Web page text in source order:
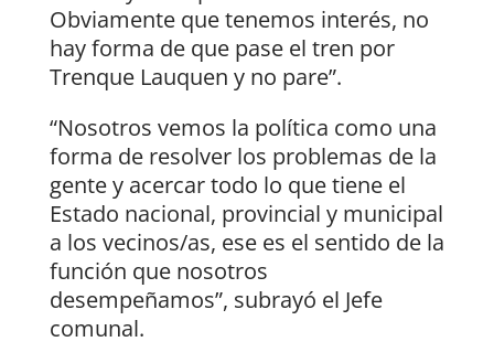
Obviamente que tenemos interés, no
hay forma de que pase el tren por
Trenque Lauquen y no pare”.
“Nosotros vemos la política como una
forma de resolver los problemas de la
gente y acercar todo lo que tiene el
Estado nacional, provincial y municipal
a los vecinos/as, ese es el sentido de la
función que nosotros
desempeñamos”, subrayó el Jefe
comunal.